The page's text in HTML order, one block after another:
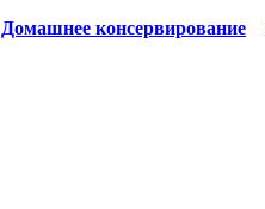
Домашнее консервирование